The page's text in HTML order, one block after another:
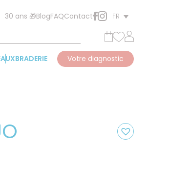
30 ans 🎁BlogFAQContact FR
BRADERIE Votre diagnostic